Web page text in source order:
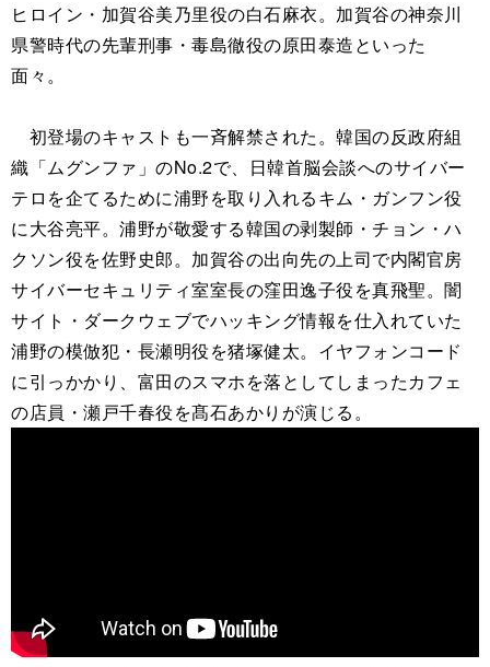
ヒロイン・加賀谷美乃里役の白石麻衣。加賀谷の神奈川
県警時代の先輩刑事・毒島徹役の原田泰造といった
面々。
初登場のキャストも一斉解禁された。韓国の反政府組
織「ムグンファ」のNo.2で、日韓首脳会談へのサイバー
テロを企てるために浦野を取り入れるキム・ガンフン役
に大谷亮平。浦野が敬愛する韓国の剥製師・チョン・ハ
クソン役を佐野史郎。加賀谷の出向先の上司で内閣官房
サイバーセキュリティ室室長の窪田逸子役を真飛聖。闇
サイト・ダークウェブでハッキング情報を仕入れていた
浦野の模倣犯・長瀬明役を猪塚健太。イヤフォンコード
に引っかかり、富田のスマホを落としてしまったカフェ
の店員・瀬戸千春役を髙石あかりが演じる。